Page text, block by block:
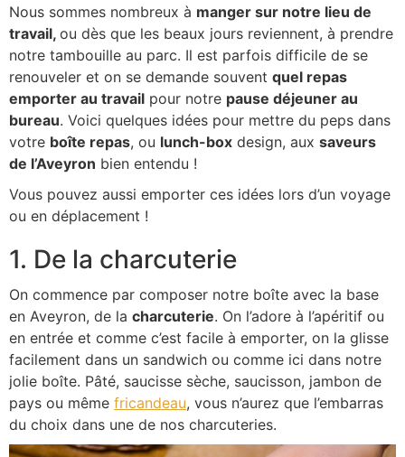
Nous sommes nombreux à manger sur notre lieu de
travail, ou dès que les beaux jours reviennent, à prendre
notre tambouille au parc. Il est parfois difficile de se
renouveler et on se demande souvent quel repas
emporter au travail pour notre pause déjeuner au
bureau. Voici quelques idées pour mettre du peps dans
votre boîte repas, ou lunch-box design, aux saveurs
de l’Aveyron bien entendu !
Vous pouvez aussi emporter ces idées lors d’un voyage
ou en déplacement !
1. De la charcuterie
On commence par composer notre boîte avec la base
en Aveyron, de la charcuterie. On l’adore à l’apéritif ou
en entrée et comme c’est facile à emporter, on la glisse
facilement dans un sandwich ou comme ici dans notre
jolie boîte. Pâté, saucisse sèche, saucisson, jambon de
pays ou même fricandeau, vous n’aurez que l’embarras
du choix dans une de nos charcuteries.